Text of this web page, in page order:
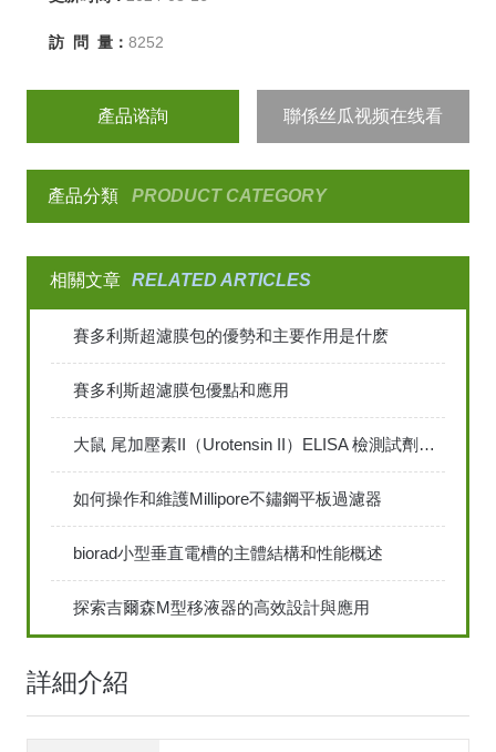
訪 問 量： 8252
產品谘詢 聯係丝瓜视频在线看
產品分類 PRODUCT CATEGORY
相關文章 RELATED ARTICLES
賽多利斯超濾膜包的優勢和主要作用是什麽
賽多利斯超濾膜包優點和應用
大鼠 尾加壓素II（Urotensin II）ELISA 檢測試劑說明書
如何操作和維護Millipore不鏽鋼平板過濾器
biorad小型垂直電槽的主體結構和性能概述
探索吉爾森M型移液器的高效設計與應用
詳細介紹